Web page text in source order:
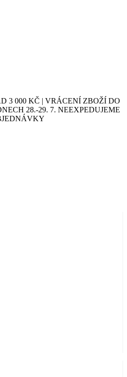
3 000 KČ | VRÁCENÍ ZBOŽÍ DO
28.-29. 7. NEEXPEDUJEME